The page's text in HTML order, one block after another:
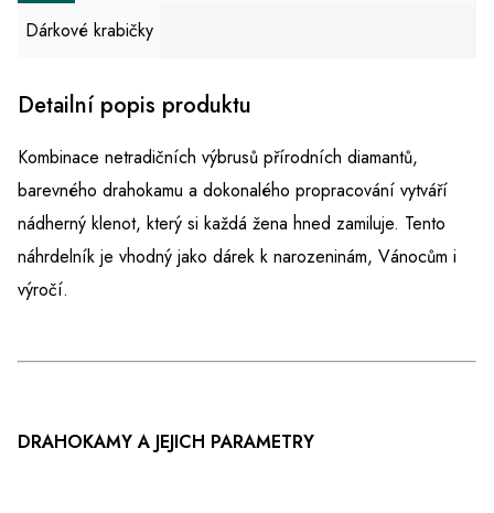
Dárkové krabičky
Detailní popis produktu
Kombinace netradičních výbrusů přírodních diamantů,
barevného drahokamu a dokonalého propracování vytváří
nádherný klenot, který si každá žena hned zamiluje. Tento
náhrdelník je vhodný jako dárek k narozeninám, Vánocům i
výročí.
DRAHOKAMY A JEJICH PARAMETRY